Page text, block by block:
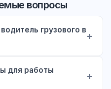
вопросы
грузового в
для работы